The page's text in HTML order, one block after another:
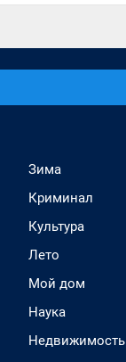
Зима
Криминал
Культура
Лето
Мой дом
Наука
Недвижимость